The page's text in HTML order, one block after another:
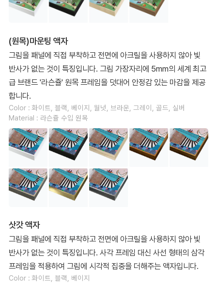
(원목)마운팅 액자
그림을 패널에 직접 부착하고 전면에 아크릴을 사용하지 않아 빛
반사가 없는 것이 특징입니다. 그림 가장자리에 5mm의 세계 최고
급 브랜드 '라슨쥴' 원목 프레임을 덧대어 안정감 있는 마감을 제공
합니다.
Color : 화이트, 블랙, 베이지, 월넛, 브라운, 그레이, 골드, 실버
Material : 라슨쥴 수입 원목
삿갓 액자
그림을 패널에 직접 부착하고 전면에 아크릴을 사용하지 않아 빛
반사가 없는 것이 특징입니다. 사각 프레임 대신 사선 형태의 삼각
프레임을 적용하여 그림에 시각적 집중을 더해주는 액자입니다.
Color : 화이트, 블랙, 베이지